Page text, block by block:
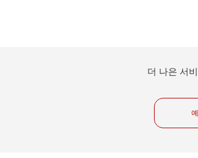
더 나은 서
예